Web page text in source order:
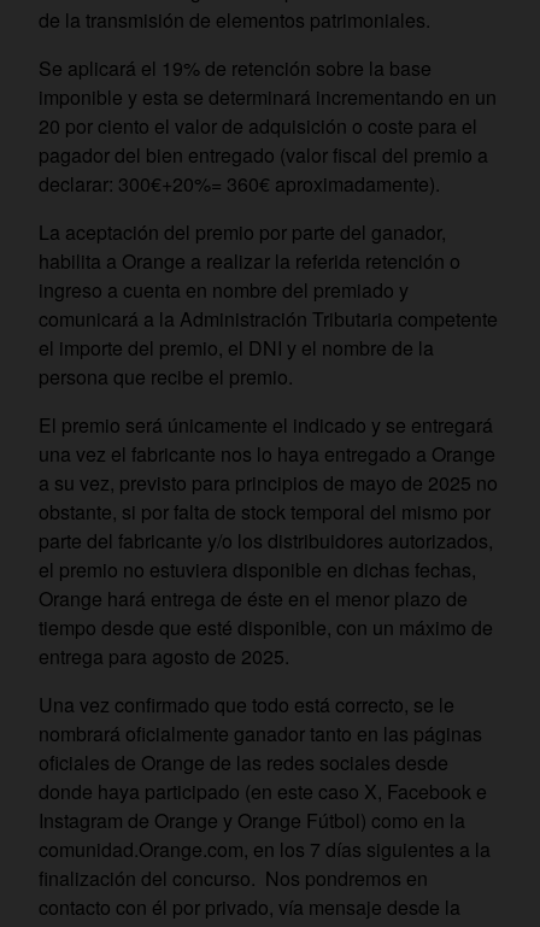
de la transmisión de elementos patrimoniales.
Se aplicará el 19% de retención sobre la base
imponible y esta se determinará incrementando en un
20 por ciento el valor de adquisición o coste para el
pagador del bien entregado (valor fiscal del premio a
declarar: 300€+20%= 360€ aproximadamente).
La aceptación del premio por parte del ganador,
habilita a Orange a realizar la referida retención o
ingreso a cuenta en nombre del premiado y
comunicará a la Administración Tributaria competente
el importe del premio, el DNI y el nombre de la
persona que recibe el premio.
El premio será únicamente el indicado y se entregará
una vez el fabricante nos lo haya entregado a Orange
a su vez, previsto para principios de mayo de 2025 no
obstante, si por falta de stock temporal del mismo por
parte del fabricante y/o los distribuidores autorizados,
el premio no estuviera disponible en dichas fechas,
Orange hará entrega de éste en el menor plazo de
tiempo desde que esté disponible, con un máximo de
entrega para agosto de 2025.
Una vez confirmado que todo está correcto, se le
nombrará oficialmente ganador tanto en las páginas
oficiales de Orange de las redes sociales desde
donde haya participado (en este caso X, Facebook e
Instagram de Orange y Orange Fútbol) como en la
comunidad.Orange.com, en los 7 días siguientes a la
finalización del concurso. Nos pondremos en
contacto con él por privado, vía mensaje desde la